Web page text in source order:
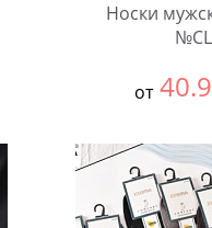
Носки
от
В упаковке:
Количество: